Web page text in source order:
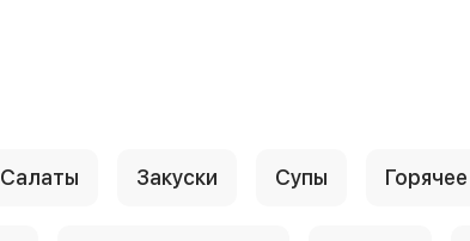
Салаты Закуски Супы Горячее